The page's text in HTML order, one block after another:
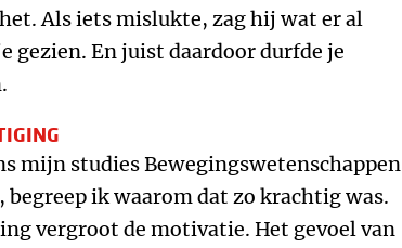
Als iets mislukte, zag hij wat er al
gezien. En juist daardoor durfde je
mijn studies Bewegingswetenschappen
begreep ik waarom dat zo krachtig was.
vergroot de motivatie. Het gevoel van